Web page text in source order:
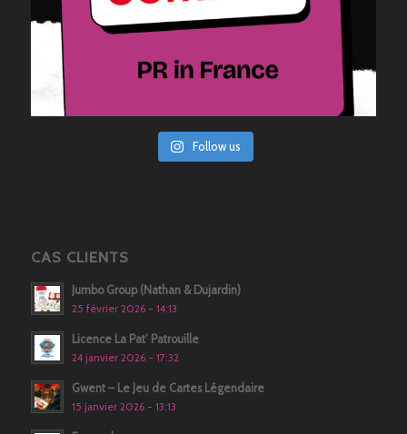
Follow us
CAS CLIENTS
Jumbo Group (Nathan & Dujardin)
25 février 2026 - 14:13
Licence La Pat’ Patrouille
24 janvier 2026 - 17:32
Gwent – Le Jeu de Cartes Légendaire
15 janvier 2026 - 13:13